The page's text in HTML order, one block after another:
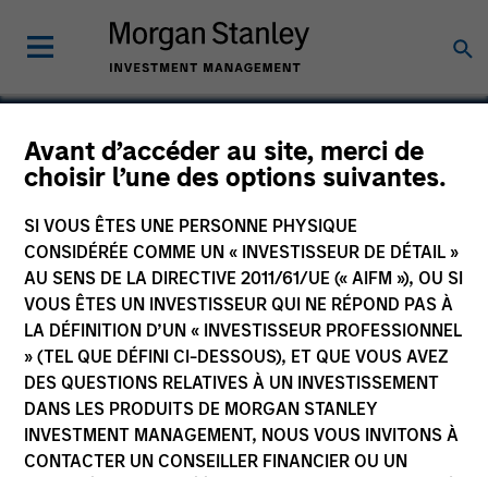
Avant d’accéder au site, merci de
choisir l’une des options suivantes.
SI VOUS ÊTES UNE PERSONNE PHYSIQUE
CONSIDÉRÉE COMME UN « INVESTISSEUR DE DÉTAIL »
AU SENS DE LA DIRECTIVE 2011/61/UE (« AIFM »), OU SI
VOUS ÊTES UN INVESTISSEUR QUI NE RÉPOND PAS À
LA DÉFINITION D’UN « INVESTISSEUR PROFESSIONNEL
» (TEL QUE DÉFINI CI-DESSOUS), ET QUE VOUS AVEZ
DES QUESTIONS RELATIVES À UN INVESTISSEMENT
DANS LES PRODUITS DE MORGAN STANLEY
INVESTMENT MANAGEMENT, NOUS VOUS INVITONS À
CONTACTER UN CONSEILLER FINANCIER OU UN
Golden Cloud
Technology
SECTOR
Services
COUNTRY